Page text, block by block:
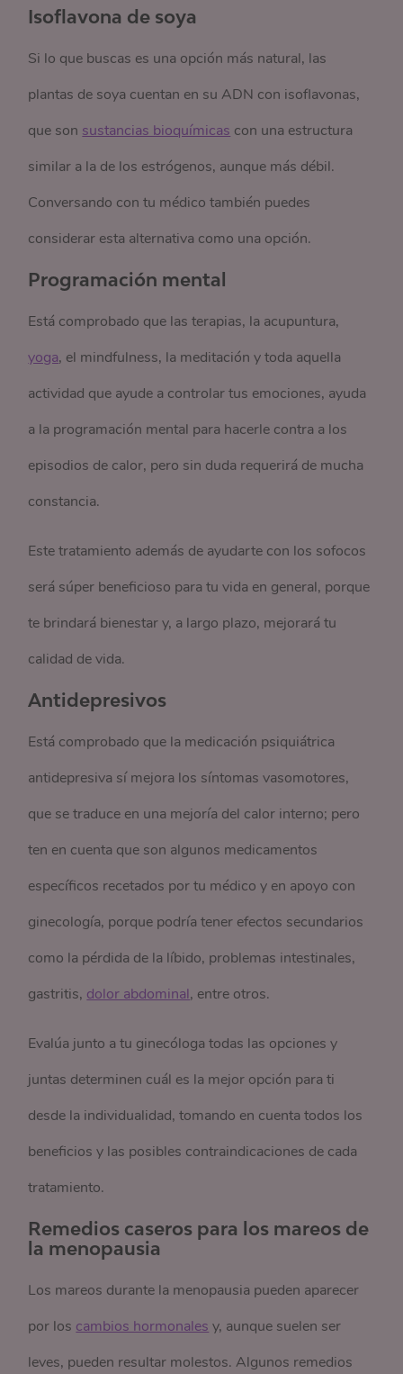
Isoflavona de soya
Si lo que buscas es una opción más natural, las
plantas de soya cuentan en su ADN con isoflavonas,
que sonsustancias bioquímicas con una estructura
similar a la de los estrógenos, aunque más débil.
Conversando con tu médico también puedes
considerar esta alternativa como una opción.
Programación mental
Está comprobado que las terapias, la acupuntura,
yoga, el mindfulness, la meditación y toda aquella
actividad que ayude a controlar tus emociones, ayuda
a la programación mental para hacerle contra a los
episodios de calor, pero sin duda requerirá de mucha
constancia.
Este tratamiento además de ayudarte con los sofocos
será súper beneficioso para tu vida en general, porque
te brindará bienestar y, a largo plazo, mejorará tu
calidad de vida.
Antidepresivos
Está comprobado que la medicación psiquiátrica
antidepresiva sí mejora los síntomas vasomotores,
que se traduce en una mejoría del calor interno; pero
ten en cuenta que son algunos medicamentos
específicos recetados por tu médico y en apoyo con
ginecología, porque podría tener efectos secundarios
como la pérdida de la líbido, problemas intestinales,
gastritis,dolor abdominal, entre otros.
Evalúa junto a tu ginecóloga todas las opciones y
juntas determinen cuál es la mejor opción para ti
desde la individualidad, tomando en cuenta todos los
beneficios y las posibles contraindicaciones de cada
tratamiento.
Remedios caseros para los mareos de
la menopausia
Los mareos durante la menopausia pueden aparecer
por loscambios hormonalesy, aunque suelen ser
leves, pueden resultar molestos. Algunos remedios